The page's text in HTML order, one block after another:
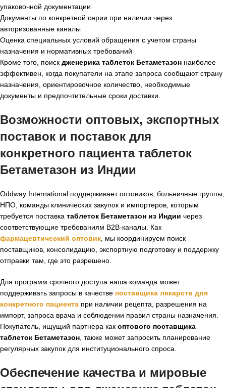
упаковочной документации
Документы по конкретной серии при наличии через
авторизованные каналы
Оценка специальных условий обращения с учетом страны
назначения и нормативных требований
Кроме того, поиск дженерика таблеток Бетаметазон наиболее
эффективен, когда покупатели на этапе запроса сообщают страну
назначения, ориентировочное количество, необходимые
документы и предпочтительные сроки доставки.
Возможности оптовых, экспортных
поставок и поставок для
конкретного пациента таблеток
Бетаметазон из Индии
Oddway International поддерживает оптовиков, больничные группы,
НПО, команды клинических закупок и импортеров, которым
требуется поставка таблеток Бетаметазон из Индии через
соответствующие требованиям B2B-каналы. Как
фармацевтический оптовик , мы координируем поиск
поставщиков, консолидацию, экспортную подготовку и поддержку
отправки там, где это разрешено.
Для программ срочного доступа наша команда может
поддерживать запросы в качестве поставщика лекарств для
конкретного пациента при наличии рецепта, разрешения на
импорт, запроса врача и соблюдении правил страны назначения.
Покупатель, ищущий партнера как оптового поставщика
таблеток Бетаметазон , также может запросить планирование
регулярных закупок для институционального спроса.
Обеспечение качества и мировые